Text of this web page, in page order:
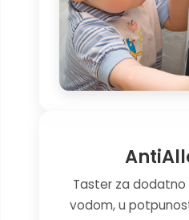
Taster za dodatno
vodom, u